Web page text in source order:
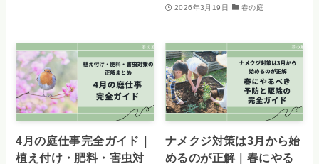
2026年3月19日 春の庭
4月の庭仕事完全ガイド｜
植え付け・肥料・害虫対
ナメクジ対策は3月から始
めるのが正解｜春にやる